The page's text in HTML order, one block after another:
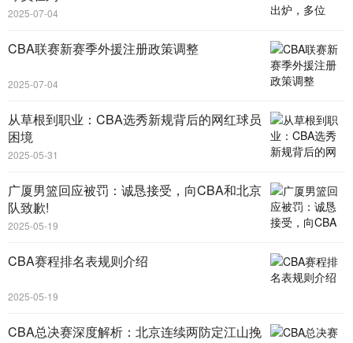
2025-07-04
CBA联赛新赛季外援注册政策调整
2025-07-04
从草根到职业：CBA选秀新规背后的网红球员
困境
2025-05-31
广厦男篮回应被罚：诚恳接受，向CBA和北京
队致歉!
2025-05-19
CBA赛程排名表规则介绍
2025-05-19
CBA总决赛深度解析：北京连续两防定江山挽